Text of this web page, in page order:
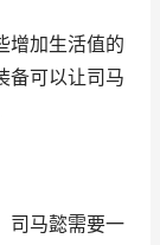
增加生活值的
备可以让司马
司马懿需要一